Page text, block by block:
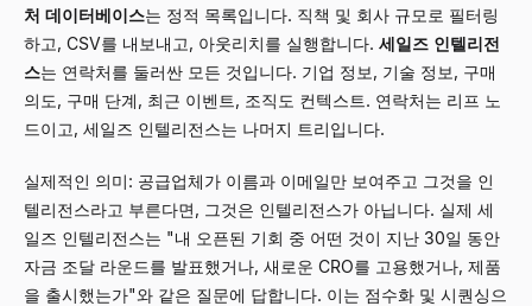
처 데이터베이스는 정적 목록입니다. 직책 및 회사 규모로 필터링
하고, CSV를 내보내고, 아웃리치를 실행합니다. 세일즈 인텔리전
스는 연락처를 둘러싼 모든 것입니다. 기업 정보, 기술 정보, 구매
의도, 구매 단계, 최근 이벤트, 조직도 컨텍스트. 연락처는 리프 노
드이고, 세일즈 인텔리전스는 나머지 트리입니다.
실제적인 의미: 공급업체가 이름과 이메일만 보여주고 그것을 인
텔리전스라고 부른다면, 그것은 인텔리전스가 아닙니다. 실제 세
일즈 인텔리전스는 "내 오픈된 기회 중 어떤 것이 지난 30일 동안
자금 조달 라운드를 발표했거나, 새로운 CRO를 고용했거나, 제품
을 출시했는가"와 같은 질문에 답합니다. 이는 점수화 및 시퀀싱으